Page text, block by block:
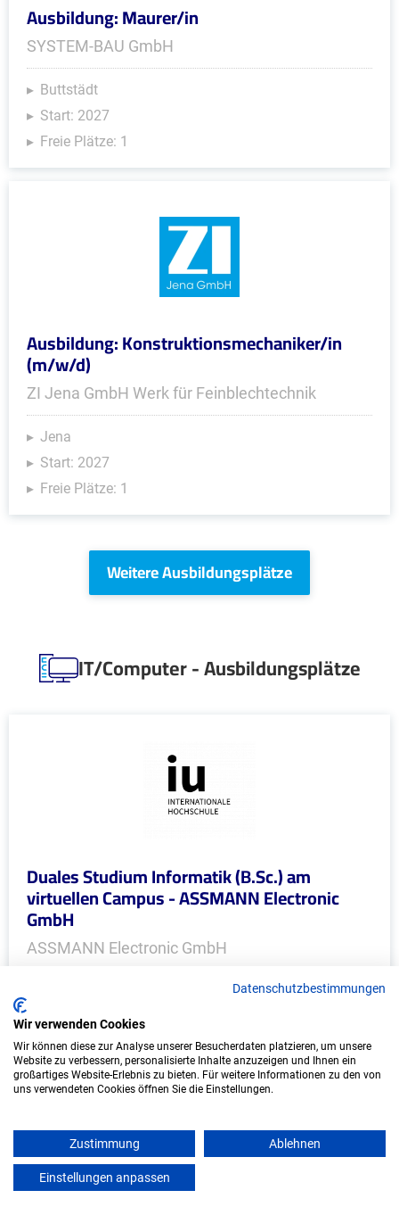
Ausbildung: Maurer/in
SYSTEM-BAU GmbH
Buttstädt
Start: 2027
Freie Plätze: 1
Ausbildung: Konstruktionsmechaniker/in
(m/w/d)
ZI Jena GmbH Werk für Feinblechtechnik
Jena
Start: 2027
Freie Plätze: 1
Weitere Ausbildungsplätze
IT/Computer - Ausbildungsplätze
Duales Studium Informatik (B.Sc.) am
virtuellen Campus - ASSMANN Electronic
GmbH
ASSMANN Electronic GmbH
In Kooperation mit IU Duales Studium (Internationale
bundesweit
Start: Oktober 2026
Freie Plätze: 1
Datenschutzbestimmungen
Wir verwenden Cookies
Wir können diese zur Analyse unserer Besucherdaten platzieren, um unsere
Website zu verbessern, personalisierte Inhalte anzuzeigen und Ihnen ein
großartiges Website-Erlebnis zu bieten. Für weitere Informationen zu den von
uns verwendeten Cookies öffnen Sie die Einstellungen.
Zustimmung Ablehnen
Einstellungen anpassen